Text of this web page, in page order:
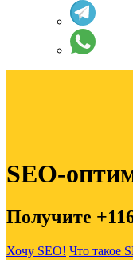
SEO-
Получите
Хочу SEO! Что такое